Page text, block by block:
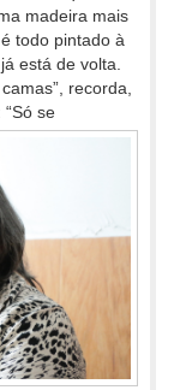
madeira mais
todo pintado à
está de volta.
recorda,
se